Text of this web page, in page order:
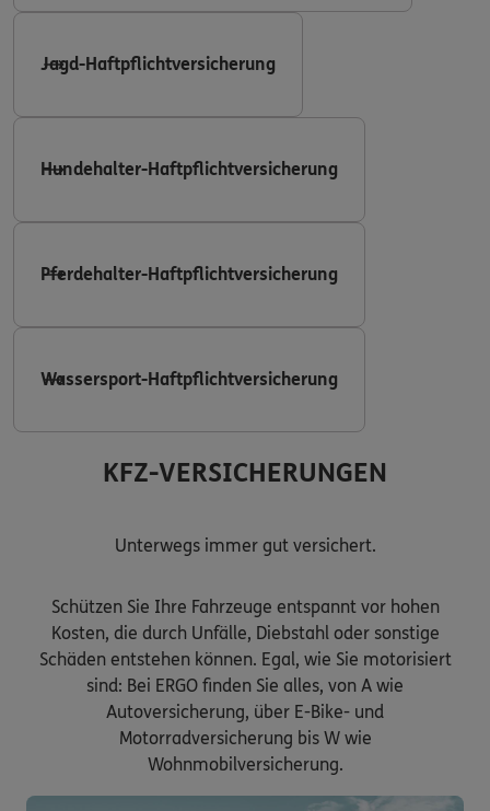
Jagd-Haftpflichtversicherung
Hundehalter-Haftpflichtversicherung
Pferdehalter-Haftpflichtversicherung
Wassersport-Haftpflichtversicherung
KFZ-VERSICHERUNGEN
Unterwegs immer gut versichert.
Schützen Sie Ihre Fahrzeuge entspannt vor hohen
Kosten, die durch Unfälle, Diebstahl oder sonstige
Schäden entstehen können. Egal, wie Sie motorisiert
sind: Bei ERGO finden Sie alles, von A wie
Autoversicherung, über E-Bike- und
Motorradversicherung bis W wie
Wohnmobilversicherung.